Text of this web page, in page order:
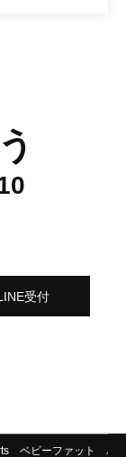
受付
ベビーファット パ